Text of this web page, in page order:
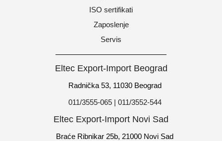
ISO sertifikati
Zaposlenje
Servis
Eltec Export-Import Beograd
Radnička 53, 11030 Beograd
011/3555-065 | 011/3552-544
Eltec Export-Import Novi Sad
Braće Ribnikar 25b, 21000 Novi Sad